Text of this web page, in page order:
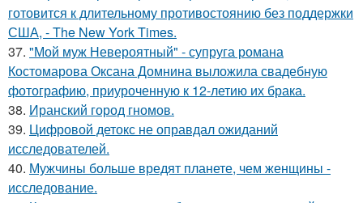
готовится к длительному противостоянию без поддержки
США, - The New York Times.
37. "Мой муж Невероятный" - супруга романа
Костомарова Оксана Домнина выложила свадебную
фотографию, приуроченную к 12-летию их брака.
38. Иранский город гномов.
39. Цифровой детокс не оправдал ожиданий
исследователей.
40. Мужчины больше вредят планете, чем женщины -
исследование.